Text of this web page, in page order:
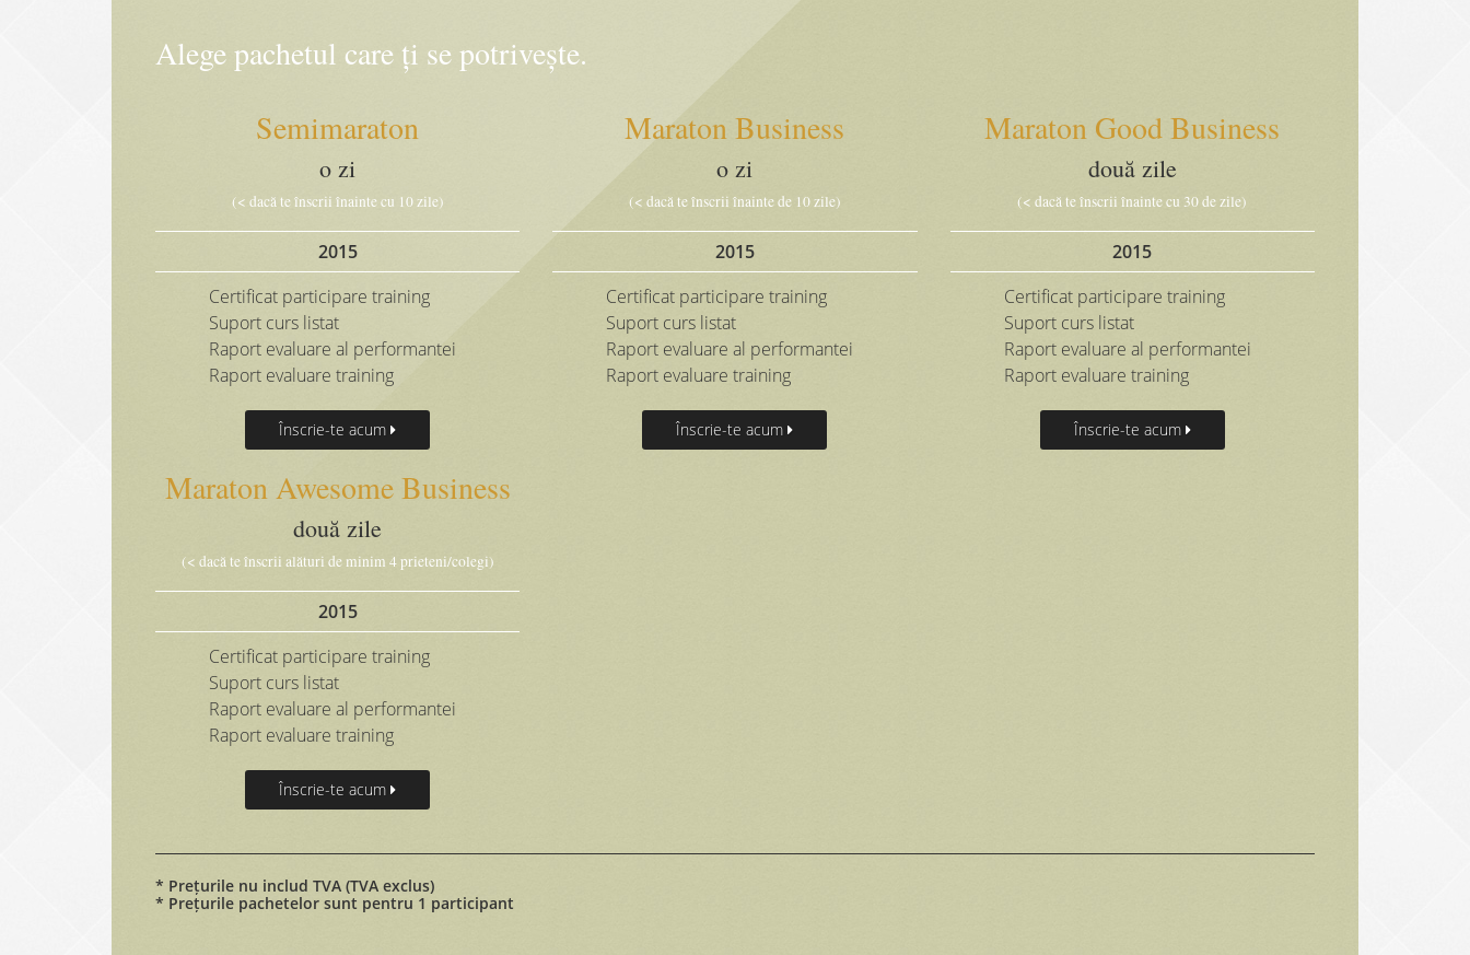
Alege pachetul care ți se potrivește.
Semimaraton
o zi
(< dacă te înscrii înainte cu 10 zile)
2015
Certificat participare training
Suport curs listat
Raport evaluare al performantei
Raport evaluare training
Înscrie-te acum
Maraton Business
o zi
(< dacă te înscrii înainte de 10 zile)
2015
Certificat participare training
Suport curs listat
Raport evaluare al performantei
Raport evaluare training
Înscrie-te acum
Maraton Good Business
două zile
(< dacă te înscrii înainte cu 30 de zile)
2015
Certificat participare training
Suport curs listat
Raport evaluare al performantei
Raport evaluare training
Înscrie-te acum
Maraton Awesome Business
două zile
(< dacă te înscrii alături de minim 4 prieteni/colegi)
2015
Certificat participare training
Suport curs listat
Raport evaluare al performantei
Raport evaluare training
Înscrie-te acum
* Prețurile nu includ TVA (TVA exclus)
* Prețurile pachetelor sunt pentru 1 participant